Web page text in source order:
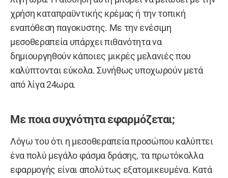
χρήση καταπραϋντικής κρέμας ή την τοπική
εναπόθεση παγοκυστης. Με την ενέσιμη
μεσοθεραπεία υπάρχει πιθανότητα να
δημιουργηθούν κάποιες μικρές μελανιές που
καλύπτονται εύκολα. Συνήθως υποχωρούν μετά
από λίγα 24ωρα.
Με ποια συχνότητα εφαρμόζεται;
Λόγω του ότι η μεσοθεραπεία προσώπου καλύπτει
ένα πολύ μεγάλο φάσμα δράσης, τα πρωτόκολλα
εφαρμογής είναι απολύτως εξατομικευμένα. Κατά